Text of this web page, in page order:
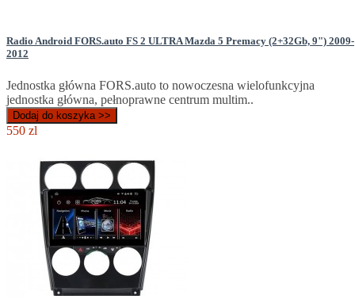
Radio Android FORS.auto FS 2 ULTRA Mazda 5 Premacy (2+32Gb, 9") 2009-
2012
Jednostka główna FORS.auto to nowoczesna wielofunkcyjna
jednostka główna, pełnoprawne centrum multim..
Dodaj do koszyka >>
550 zl